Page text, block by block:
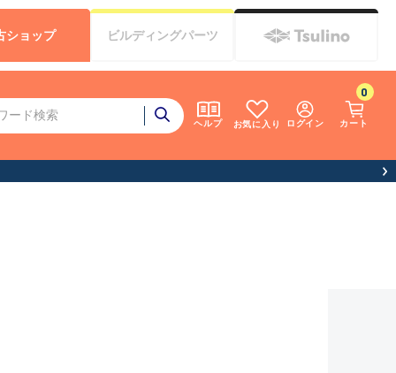
ヘルプ お気に入り ログイン カート
0
ショップ ビルディングパーツ